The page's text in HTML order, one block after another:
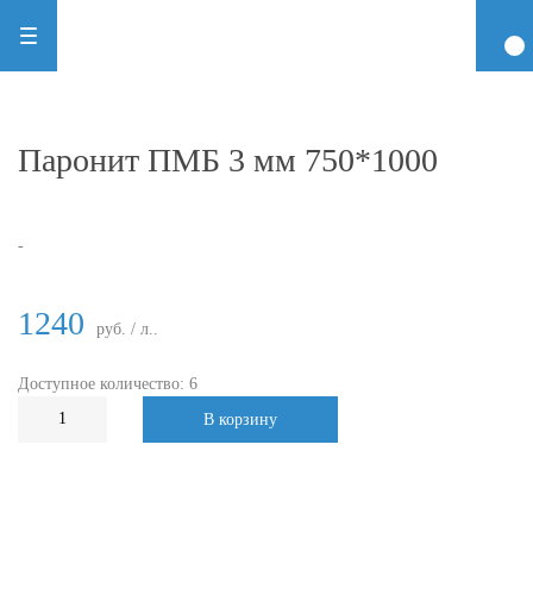
Паронит ПМБ 3 мм 750*1000
-
1240 руб. / л..
Доступное количество: 6
В корзину